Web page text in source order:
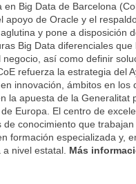
en Big Data de Barcelona
apoyo de Oracle y el
y pone a disposición
Big Data diferenciales
negocio, así como definir
refuerza la estrategia del
innovación, ámbitos en
la apuesta de la
Europa. El centro de
de conocimiento que
formación especializada y,
nivel estatal. Más